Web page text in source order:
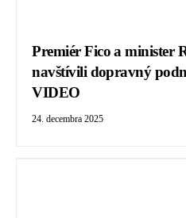
Premiér Fico a minister
navštívili dopravný
VIDEO
24. decembra 2025